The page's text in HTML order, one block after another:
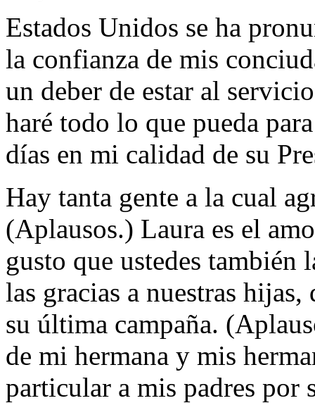
Estados Unidos se ha
la confianza de mis
un deber de estar al
haré todo lo que pueda
días en mi calidad de su
Hay tanta gente a la cual
(Aplausos.) Laura es el
gusto que ustedes también
las gracias a nuestras hijas,
su última campaña.
de mi hermana y mis
particular a mis padres por